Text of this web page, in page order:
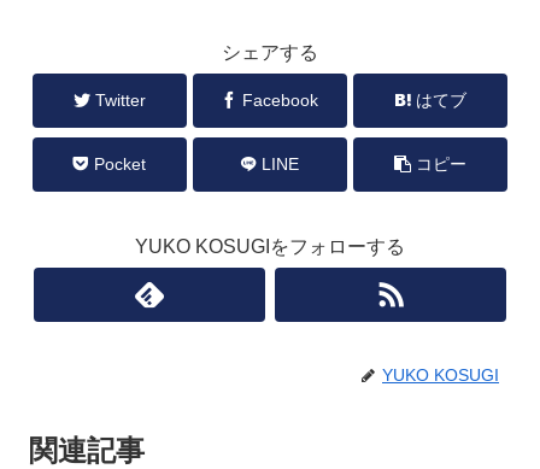
シェアする
Twitter Facebook はてブ
Pocket LINE コピー
YUKO KOSUGIをフォローする
YUKO KOSUGI
関連記事